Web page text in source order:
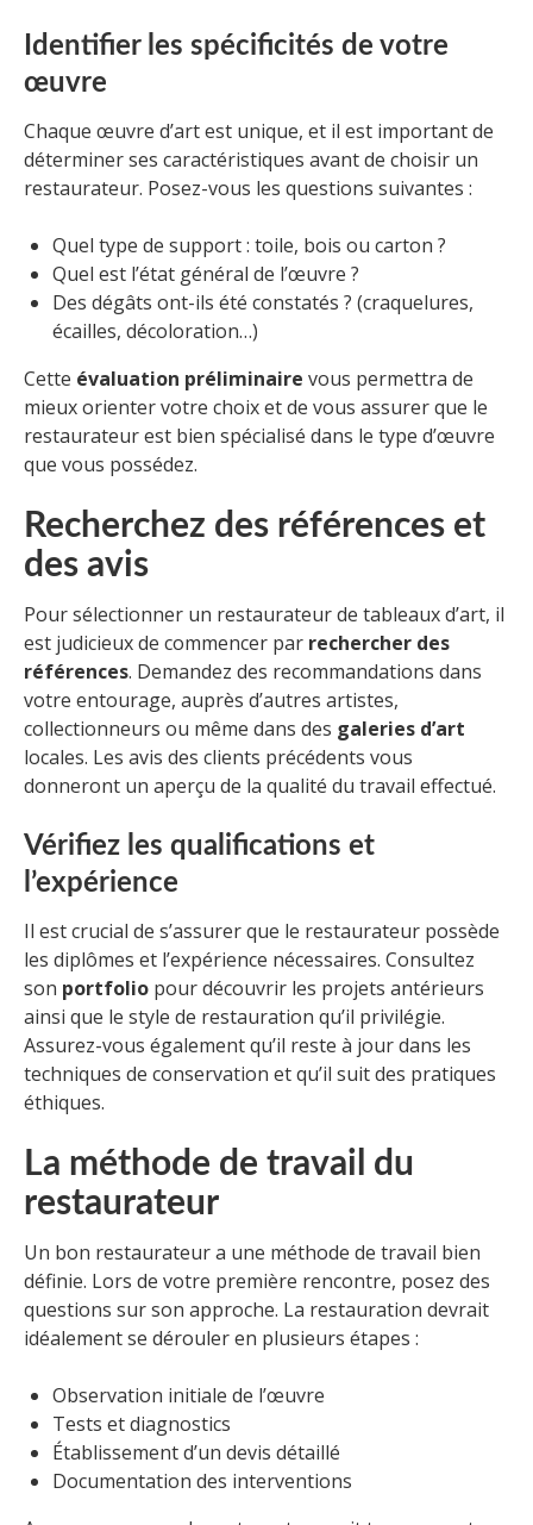
Identifier les spécificités de votre
œuvre
Chaque œuvre d’art est unique, et il est important de
déterminer ses caractéristiques avant de choisir un
restaurateur. Posez-vous les questions suivantes :
Quel type de support : toile, bois ou carton ?
Quel est l’état général de l’œuvre ?
Des dégâts ont-ils été constatés ? (craquelures,
écailles, décoloration…)
Cette évaluation préliminaire vous permettra de
mieux orienter votre choix et de vous assurer que le
restaurateur est bien spécialisé dans le type d’œuvre
que vous possédez.
Recherchez des références et
des avis
Pour sélectionner un restaurateur de tableaux d’art, il
est judicieux de commencer par rechercher des
références. Demandez des recommandations dans
votre entourage, auprès d’autres artistes,
collectionneurs ou même dans des galeries d’art
locales. Les avis des clients précédents vous
donneront un aperçu de la qualité du travail effectué.
Vérifiez les qualifications et
l’expérience
Il est crucial de s’assurer que le restaurateur possède
les diplômes et l’expérience nécessaires. Consultez
son portfolio pour découvrir les projets antérieurs
ainsi que le style de restauration qu’il privilégie.
Assurez-vous également qu’il reste à jour dans les
techniques de conservation et qu’il suit des pratiques
éthiques.
La méthode de travail du
restaurateur
Un bon restaurateur a une méthode de travail bien
définie. Lors de votre première rencontre, posez des
questions sur son approche. La restauration devrait
idéalement se dérouler en plusieurs étapes :
Observation initiale de l’œuvre
Tests et diagnostics
Établissement d’un devis détaillé
Documentation des interventions